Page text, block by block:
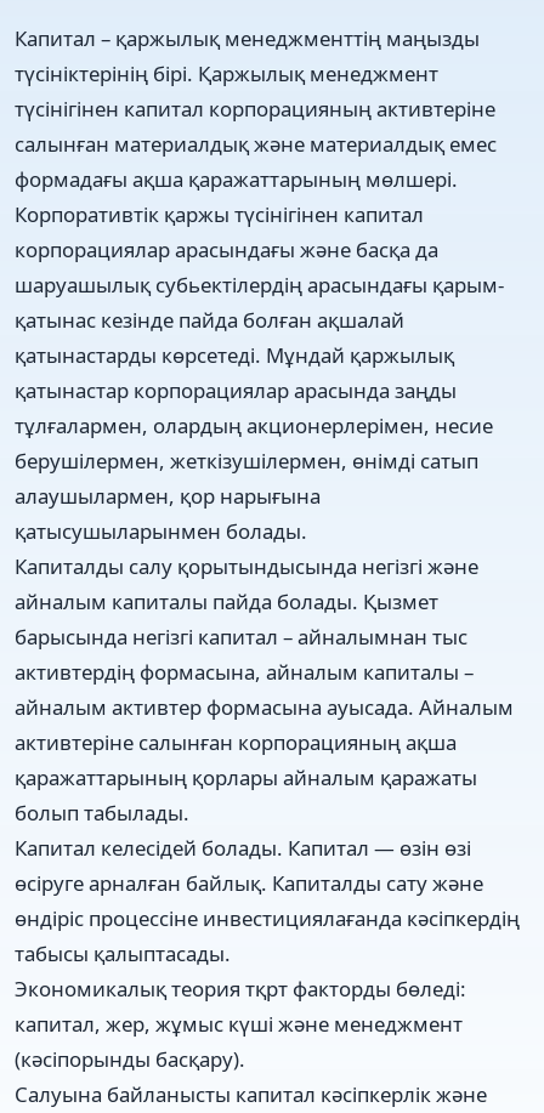
Капитал – қаржылық менеджменттің маңызды
түсініктерінің бірі. Қаржылық менеджмент
түсінігінен капитал корпорацияның активтеріне
салынған материалдық және материалдық емес
формадағы ақша қаражаттарының мөлшері.
Корпоративтік қаржы түсінігінен капитал
корпорациялар арасындағы және басқа да
шаруашылық субьектілердің арасындағы қарым-
қатынас кезінде пайда болған ақшалай
қатынастарды көрсетеді. Мұндай қаржылық
қатынастар корпорациялар арасында заңды
тұлғалармен, олардың акционерлерімен, несие
берушілермен, жеткізушілермен, өнімді сатып
алаушылармен, қор нарығына
қатысушыларынмен болады.
Капиталды салу қорытындысында негізгі және
айналым капиталы пайда болады. Қызмет
барысында негізгі капитал – айналымнан тыс
активтердің формасына, айналым капиталы –
айналым активтер формасына ауысада. Айналым
активтеріне салынған корпорацияның ақша
қаражаттарының қорлары айналым қаражаты
болып табылады.
Капитал келесідей болады. Капитал — өзін өзі
өсіруге арналған байлық. Капиталды сату және
өндіріс процессіне инвестициялағанда кәсіпкердің
табысы қалыптасады.
Экономикалық теория тқрт факторды бөледі:
капитал, жер, жұмыс күші және менеджмент
(кәсіпорынды басқару).
Салуына байланысты капитал кәсіпкерлік және